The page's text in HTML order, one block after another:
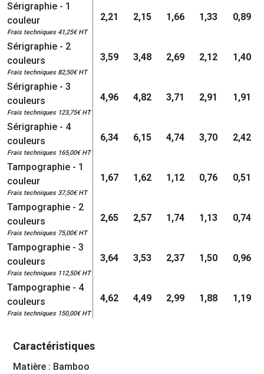
Sérigraphie - 1
couleur
Frais techniques 41,25€ HT
2,21 2,15 1,66 1,33 0,89
Sérigraphie - 2
couleurs
Frais techniques 82,50€ HT
3,59 3,48 2,69 2,12 1,40
Sérigraphie - 3
couleurs
Frais techniques 123,75€ HT
4,96 4,82 3,71 2,91 1,91
Sérigraphie - 4
couleurs
Frais techniques 165,00€ HT
6,34 6,15 4,74 3,70 2,42
Tampographie - 1
couleur
Frais techniques 37,50€ HT
1,67 1,62 1,12 0,76 0,51
Tampographie - 2
couleurs
Frais techniques 75,00€ HT
2,65 2,57 1,74 1,13 0,74
Tampographie - 3
couleurs
Frais techniques 112,50€ HT
3,64 3,53 2,37 1,50 0,96
Tampographie - 4
couleurs
Frais techniques 150,00€ HT
4,62 4,49 2,99 1,88 1,19
Caractéristiques
Matière : Bamboo